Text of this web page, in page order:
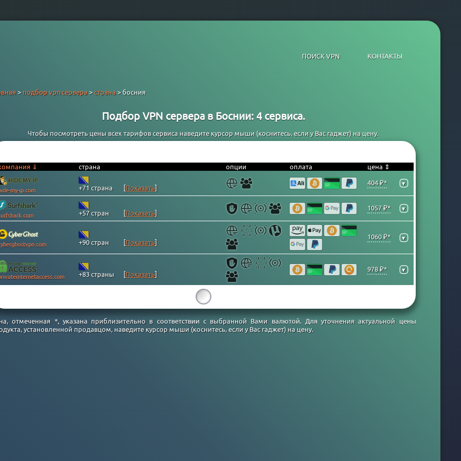
ПОИСК VPN КОНТАКТЫ
>подбор vpn сервера>страна> босния
Подбор VPN сервера в Боснии: 4 сервиса.
Чтобы посмотреть цены всех тарифов сервиса наведите курсор мыши (коснитесь, если у Вас гаджет) на цену.
⇓ страна опции оплата цена ⇕
my-ip.com +71 страна [Показать]
404 ₽* ▾
+57 стран [Показать]
1057 ₽* ▾
+90 стран [Показать]
1060 ₽* ▾
+83 страны [Показать]
978 ₽* ▾
отмеченная *, указана приблизительно в соответствии с выбранной Вами валютой. Для уточнения актуальной цены
установленной продавцом, наведите курсор мыши (коснитесь, если у Вас гаджет) на цену.